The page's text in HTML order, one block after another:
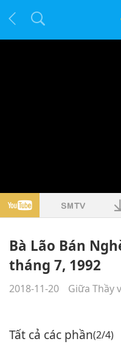
Bà Lão Bán
tháng 7, 1992
2018-11-20 Giữa Thầy
Tất cả các phần(2/4)